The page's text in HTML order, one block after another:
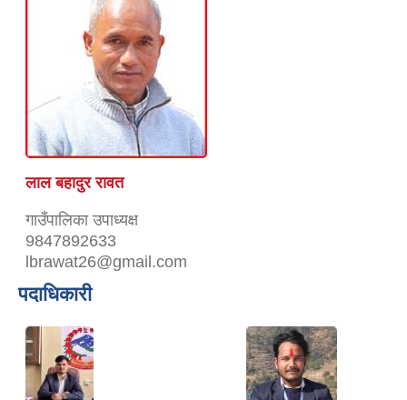
लाल बहादुर रावत
गाउँपालिका उपाध्यक्ष
9847892633
lbrawat26@gmail.com
पदाधिकारी